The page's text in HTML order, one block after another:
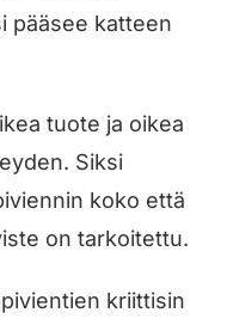
pääsee katteen
tuote ja oikea
Siksi
koko että
on tarkoitettu.
kriittisin